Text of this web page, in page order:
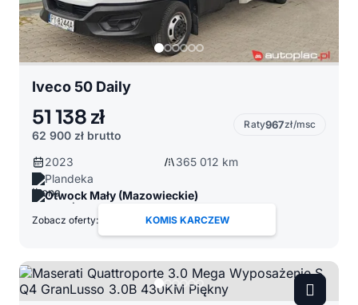
Iveco 50 Daily
51 138 zł
62 900 zł brutto
Raty967zł/msc
2023
365 012 km
Plandeka
Otwock Mały (Mazowieckie)
Zobacz oferty: KOMIS KARCZEW